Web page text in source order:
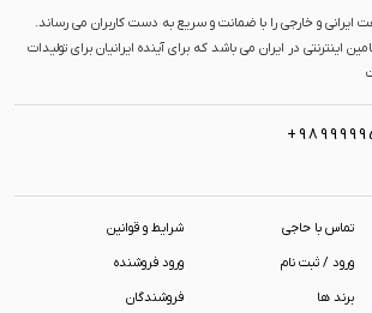
ایرانی و خارجی را با ضمانت و سریع به دست کاربران می رساند.
اینترنتی در ایران می باشد که برای آینده ایرانیان برای تولیدات
تماس با حاجی شرایط و قوانین
ورود / ثبت نام ورود فروشنده
برند ها فروشندگان